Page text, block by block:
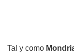
Tal y como